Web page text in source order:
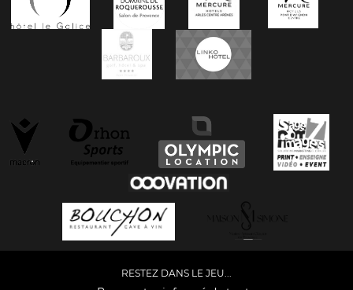
RESTEZ DANS LE JEU...